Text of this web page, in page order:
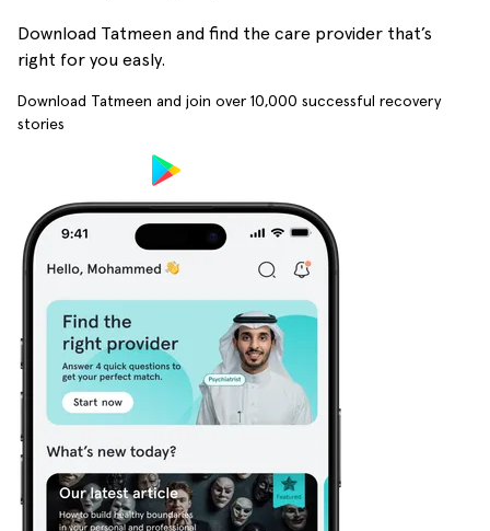
Download Tatmeen and find the care provider that’s
right for you easly.
Download Tatmeen and join over 10,000 successful recovery
stories